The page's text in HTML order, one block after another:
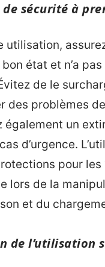
sécurité à
utilisation,
état et n’a
de le
des problèmes
également un
d’urgence.
pour les
lors de la
et du
de l’utilisation